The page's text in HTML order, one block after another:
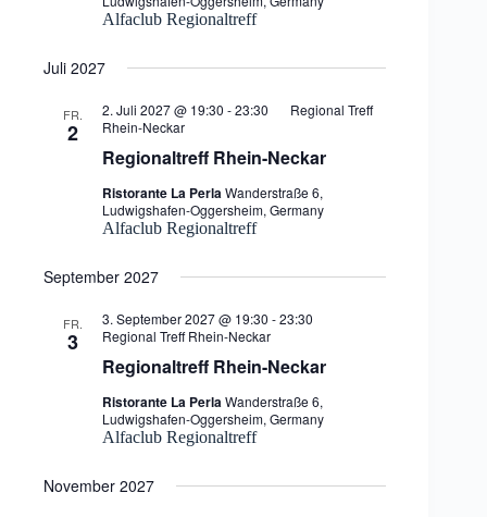
Alfaclub Regionaltreff
Juli 2027
FR.
2
Regionaltreff Rhein-Neckar
2. Juli 2027 @ 19:30 -23:30
Regional Treff
Rhein-Neckar
Ristorante La PerlaWanderstraße 6,
Ludwigshafen-Oggersheim, Germany
Alfaclub Regionaltreff
September 2027
FR.
3
Regionaltreff Rhein-Neckar
3. September 2027 @ 19:30 -23:30
Regional Treff Rhein-Neckar
Ristorante La PerlaWanderstraße 6,
Ludwigshafen-Oggersheim, Germany
Alfaclub Regionaltreff
November 2027